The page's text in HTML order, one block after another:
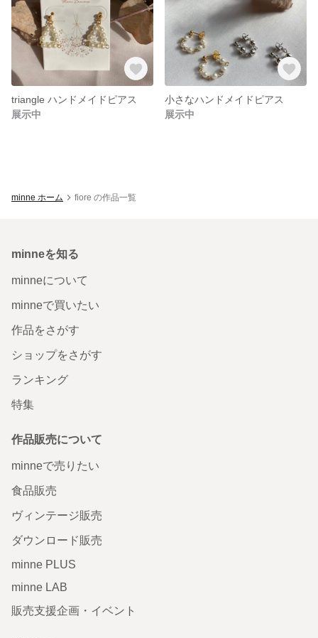
triangle ハンドメイドピアス
展示中
小さなハンドメイドピアス
展示中
minne ホーム fiore の作品一覧
minneを知る
minneについて
minneで買いたい
作品をさがす
ショップをさがす
ランキング
特集
作品販売について
minneで売りたい
食品販売
ヴィンテージ販売
ダウンロード販売
minne PLUS
minne LAB
販売支援企画・イベント